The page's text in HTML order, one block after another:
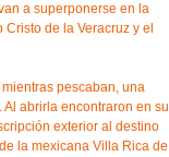
a superponerse en la
de la Veracruz y el
pescaban, una
abrirla encontraron en su
exterior al destino
la mexicana Villa Rica de